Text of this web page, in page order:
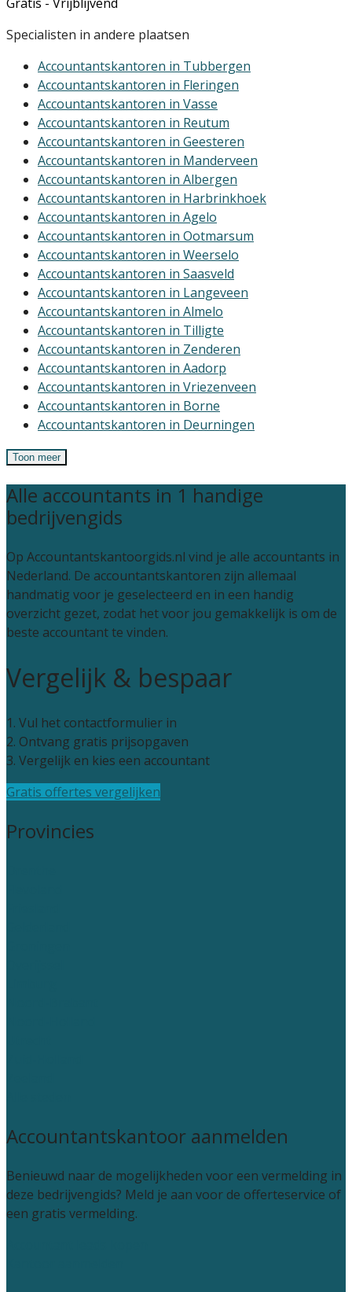
Specialisten in andere plaatsen
Accountantskantoren in Tubbergen
Accountantskantoren in Fleringen
Accountantskantoren in Vasse
Accountantskantoren in Reutum
Accountantskantoren in Geesteren
Accountantskantoren in Manderveen
Accountantskantoren in Albergen
Accountantskantoren in Harbrinkhoek
Accountantskantoren in Agelo
Accountantskantoren in Ootmarsum
Accountantskantoren in Weerselo
Accountantskantoren in Saasveld
Accountantskantoren in Langeveen
Accountantskantoren in Almelo
Accountantskantoren in Tilligte
Accountantskantoren in Zenderen
Accountantskantoren in Aadorp
Accountantskantoren in Vriezenveen
Accountantskantoren in Borne
Accountantskantoren in Deurningen
Toon meer
Alle accountants in 1 handige
bedrijvengids
Op Accountantskantoorgids.nl vind je alle accountants in
Nederland. De accountantskantoren zijn allemaal
handmatig voor je geselecteerd en in een handig
overzicht gezet, zodat het voor jou gemakkelijk is om de
beste accountant te vinden.
Vergelijk & bespaar
1. Vul het contactformulier in
2. Ontvang gratis prijsopgaven
3. Vergelijk en kies een accountant
Gratis offertes vergelijken
Provincies
Accountantskantoor aanmelden
Benieuwd naar de mogelijkheden voor een vermelding in
deze bedrijvengids? Meld je aan voor de offerteservice of
een gratis vermelding.